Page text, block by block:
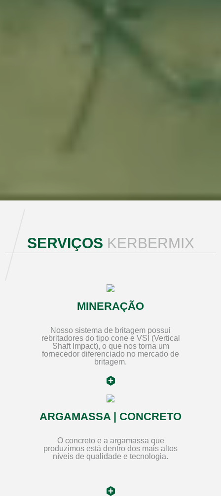
SERVIÇOS KERBERMIX
MINERAÇÃO
Nosso sistema de britagem possui
rebritadores do tipo cone e VSI (Vertical
Shaft Impact), o que nos torna um
fornecedor diferenciado no mercado de
britagem.
ARGAMASSA | CONCRETO
O concreto e a argamassa que
produzimos está dentro dos mais altos
níveis de qualidade e tecnologia.